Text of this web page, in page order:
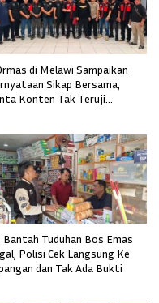
di Melawi Sampaikan
Sikap Bersama,
Konten Tak Teruji
Bantah Tuduhan Bos Emas
Polisi Cek Langsung Ke
dan Tak Ada Bukti